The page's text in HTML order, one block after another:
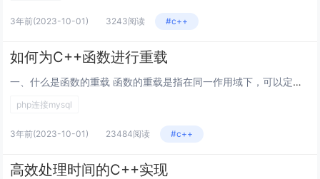
3年前(2023-10-01) 3243阅读 #c++
如何为C++函数进行重载
一、什么是函数的重载 函数的重载是指在同一作用域下，可以定义多个同名函数，但是这些同名函数的参数列表必须不同。参数的不同...
php连接mysql
3年前(2023-10-01) 23484阅读 #c++
高效处理时间的C++实现